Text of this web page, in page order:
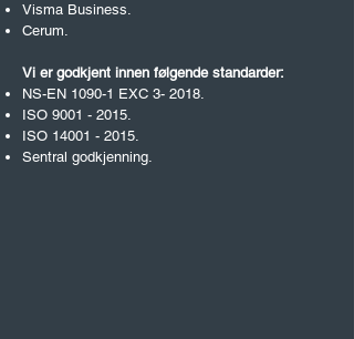
Visma Business.
Cerum.
Vi er godkjent innen følgende standarder:
NS-EN 1090-1 EXC 3- 2018.
ISO 9001 - 2015.
ISO 14001 - 2015.
Sentral godkjenning.